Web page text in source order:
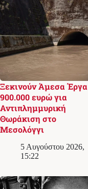
Ξεκινούν Άμεσα Έργα
900.000 ευρώ για
Αντιπλημμυρική
Θωράκιση στο
Μεσολόγγι
5 Αυγούστου 2026,
15:22